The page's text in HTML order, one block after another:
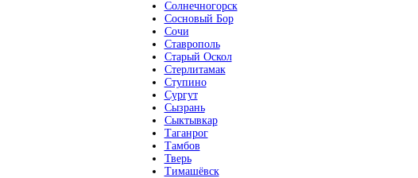
Солнечногорск
Сосновый Бор
Сочи
Ставрополь
Старый Оскол
Стерлитамак
Ступино
Сургут
Сызрань
Сыктывкар
Таганрог
Тамбов
Тверь
Тимашёвск